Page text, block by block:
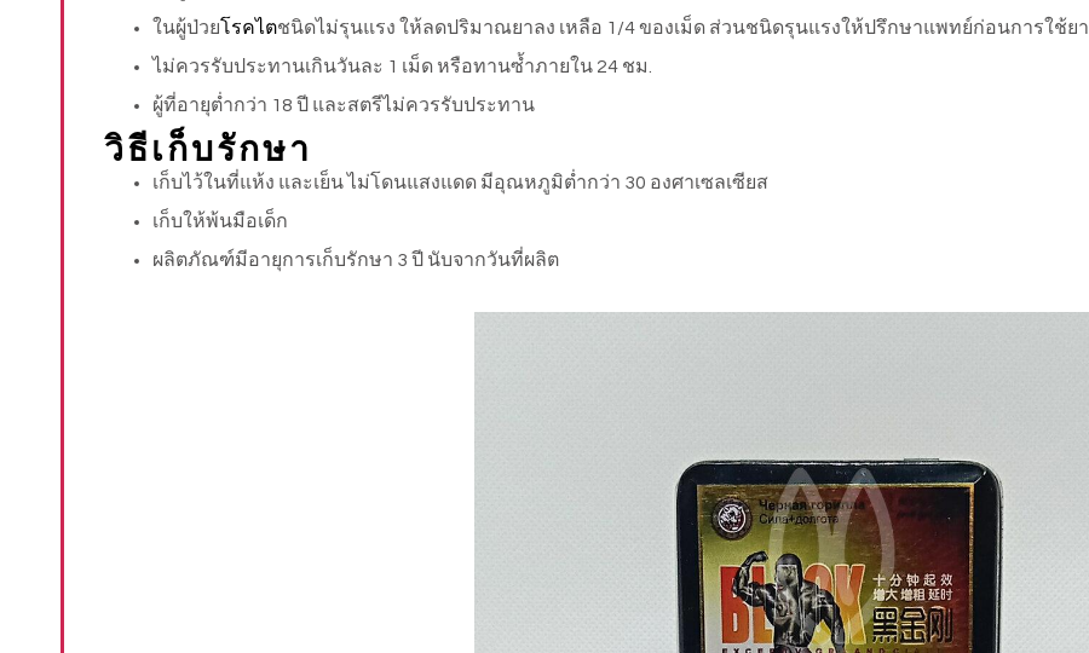
ในผู้ป่วยโรคไตชนิดไม่รุนแรง ให้ลดปริมาณยาลง เหลือ 1/4 ของเม็ด ส่วนชนิดรุนแรงให้ปรึกษาแพทย์ก่อนการใช้ยา
ไม่ควรรับประทานเกินวันละ 1 เม็ด หรือทานซ้ำภายใน 24 ชม.
ผู้ที่อายุต่ำกว่า 18 ปี และสตรีไม่ควรรับประทาน
วิธีเก็บรักษา
เก็บไว้ในที่แห้ง และเย็น ไม่โดนแสงแดด มีอุณหภูมิต่ำกว่า 30 องศาเซลเซียส
เก็บให้พ้นมือเด็ก
ผลิตภัณฑ์มีอายุการเก็บรักษา 3 ปี นับจากวันที่ผลิต